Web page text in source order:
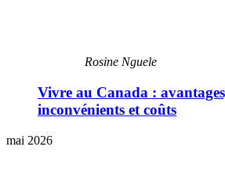
Rosine Nguele
Vivre au Canada :
inconvénients et coûts
mai 2026